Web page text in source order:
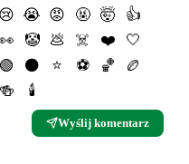
😢 😭 😡 🤬 🤯
👍
👀 🤡 💩 ☠️ ❤️
🤍
🟢 ⚫️ ⭐️ ⚽️ 🏀
🏉
🍻 🕯
Wyślij komentarz